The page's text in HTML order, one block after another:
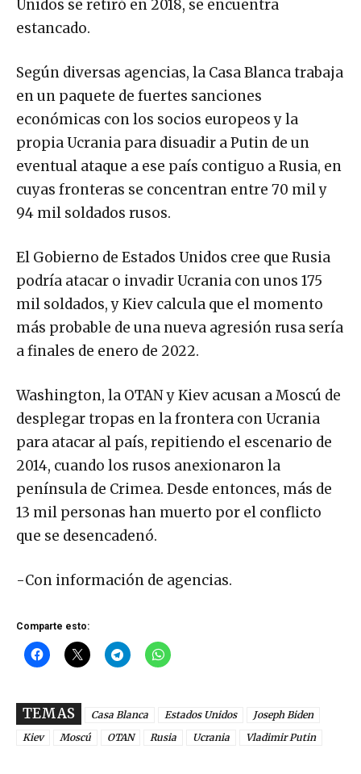
Unidos se retiró en 2018, se encuentra
estancado.
Según diversas agencias, la Casa Blanca trabaja
en un paquete de fuertes sanciones
económicas con los socios europeos y la
propia Ucrania para disuadir a Putin de un
eventual ataque a ese país contiguo a Rusia, en
cuyas fronteras se concentran entre 70 mil y
94 mil soldados rusos.
El Gobierno de Estados Unidos cree que Rusia
podría atacar o invadir Ucrania con unos 175
mil soldados, y Kiev calcula que el momento
más probable de una nueva agresión rusa sería
a finales de enero de 2022.
Washington, la OTAN y Kiev acusan a Moscú de
desplegar tropas en la frontera con Ucrania
para atacar al país, repitiendo el escenario de
2014, cuando los rusos anexionaron la
península de Crimea. Desde entonces, más de
13 mil personas han muerto por el conflicto
que se desencadenó.
-Con información de agencias.
Comparte esto:
TEMAS Casa Blanca Estados Unidos
Joseph Biden
Kiev
Moscú OTAN Rusia Ucrania Vladimir Putin